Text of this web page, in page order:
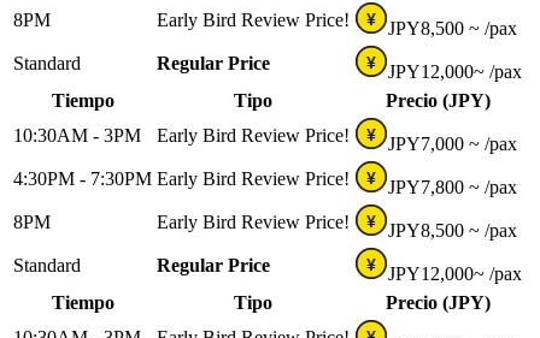
8PM
Early Bird Review Price! ¥ JPY8,500 ~ /pax
Standard
Regular Price ¥ JPY12,000~ /pax
Tiempo
Tipo
Precio (JPY)
10:30AM - 3PM
Early Bird Review Price! ¥ JPY7,000 ~ /pax
4:30PM - 7:30PM Early Bird Review Price! ¥ JPY7,800 ~ /pax
8PM
Early Bird Review Price! ¥ JPY8,500 ~ /pax
Standard
Regular Price ¥ JPY12,000~ /pax
Tiempo
Tipo
Precio (JPY)